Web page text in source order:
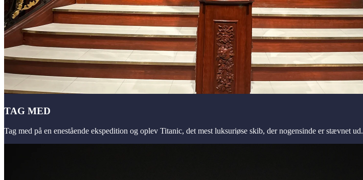
TAG MED
Tag med på en enestående ekspedition og oplev Titanic, det mest luksuriøse skib, der nogensinde er stævnet ud.